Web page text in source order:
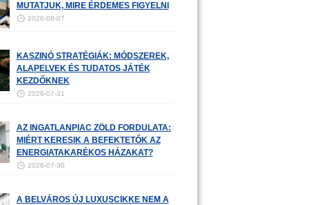
MUTATJUK, MIRE ÉRDEMES FIGYELNI
2026-08-07
KASZINÓ STRATÉGIÁK: MÓDSZEREK,
ALAPELVEK ÉS TUDATOS JÁTÉK
KEZDŐKNEK
2026-07-31
AZ INGATLANPIAC ZÖLD FORDULATA:
MIÉRT KERESIK A BEFEKTETŐK AZ
ENERGIATAKARÉKOS HÁZAKAT?
2026-07-30
A BELVÁROS ÚJ LUXUSCIKKE NEM A